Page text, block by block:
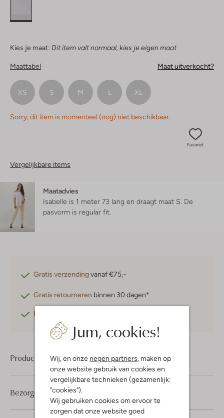
Jum, cookies!
Wij, en onze negen partners , maken op
onze website gebruik van cookies en
vergelijkbare technieken (gezamenlijk:
"cookies").
Wij gebruiken cookies om ervoor te
zorgen dat onze website goed
Kies je maat: Dit item valt normaal, kies je eigen maat
Maattabel Maat uitverkocht?
XS S M L XL
Sorry, dit item is momenteel (nog) niet beschikbaar.
Favoriet
Vergelijkbare items
Maatadvies
Isabelle is 1 meter 73 lang en draagt maat S. De
pasvorm is regular fit
Gratis verzendingvanaf €75,-
Gratis retourneren binnen 30 dagen*
Betaal achteraf
Product informatie
Bezorgen & retourneren